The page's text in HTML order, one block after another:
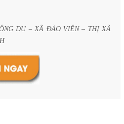
DU – XÃ ĐÀO VIÊN – THỊ XÃ